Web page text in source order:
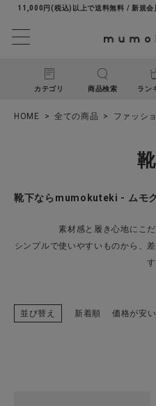
11,000円(税込)以上で送料無料 / 新規会
カテゴリ 商品検索 ラン
ACCOUNT MENU
ようこそ ゲスト 様
HOME 全ての商品 ファッシ
靴下ならmumokuteki - ムモ
素材感と履き心地にこ
シンプルで使いやすいものから、
す
並び替え 新着順 価格が安